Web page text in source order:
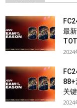
最
2024
88+
关
2024